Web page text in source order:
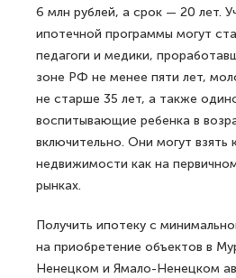
6 млн рублей, а срок — 20 лет.
ипотечной программы могут
педагоги и медики,
зоне РФ не менее пяти лет,
не старше 35 лет, а также
воспитывающие ребенка в
включительно. Они могут взять
недвижимости как на
рынках.
Получить ипотеку с
на приобретение объектов в
Ненецком и Ямало-Ненецком